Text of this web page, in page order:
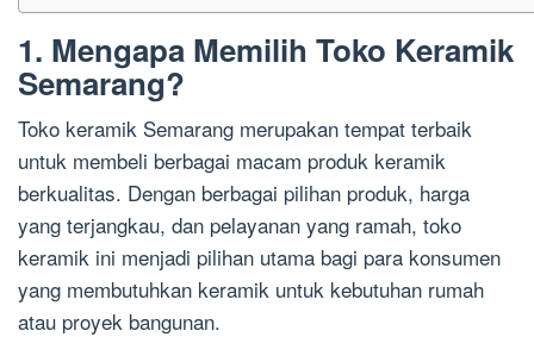
1. Mengapa Memilih Toko Keramik
Semarang?
Toko keramik Semarang merupakan tempat terbaik
untuk membeli berbagai macam produk keramik
berkualitas. Dengan berbagai pilihan produk, harga
yang terjangkau, dan pelayanan yang ramah, toko
keramik ini menjadi pilihan utama bagi para konsumen
yang membutuhkan keramik untuk kebutuhan rumah
atau proyek bangunan.